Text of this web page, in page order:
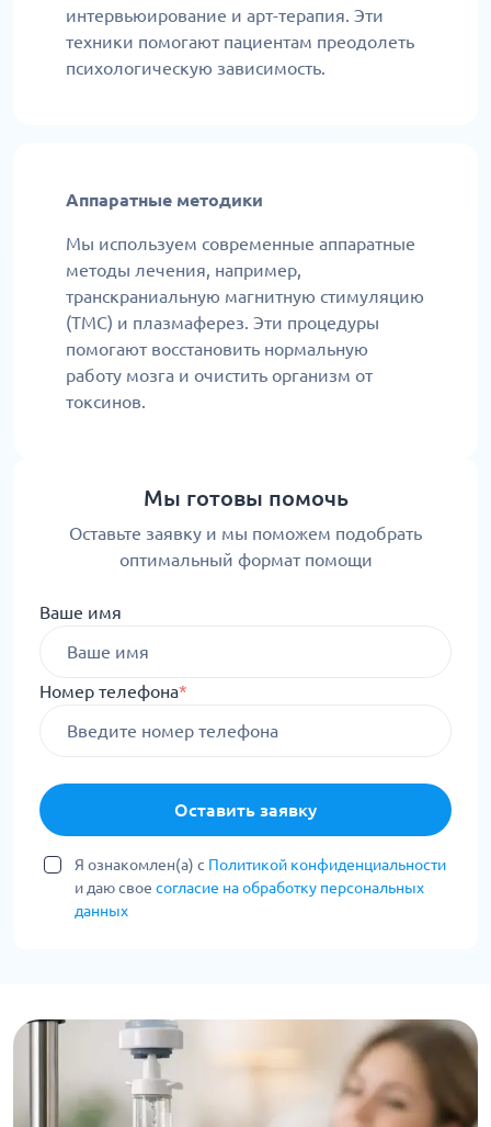
интервьюирование и арт-терапия. Эти
техники помогают пациентам преодолеть
психологическую зависимость.
Аппаратные методики
Мы используем современные аппаратные
методы лечения, например,
транскраниальную магнитную стимуляцию
(ТМС) и плазмаферез. Эти процедуры
помогают восстановить нормальную
работу мозга и очистить организм от
токсинов.
Мы готовы помочь
Оставьте заявку и мы поможем подобрать
оптимальный формат помощи
Ваше имя
Номер телефона*
Оставить заявку
Я ознакомлен(а) с Политикой конфиденциальности
и даю свое согласие на обработку персональных
данных